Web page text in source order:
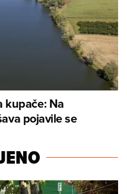
kupače: Na
pojavile se